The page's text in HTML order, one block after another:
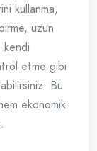
kullanma,
uzun
kendi
etme gibi
Bu
ekonomik